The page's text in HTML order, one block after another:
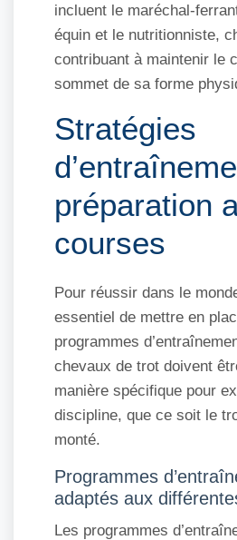
incluent le maréchal-
équin et le nutritionniste,
contribuant à maintenir le
sommet de sa forme
Stratégies
préparation
courses
Pour réussir dans le
essentiel de mettre en
programmes
chevaux de trot doivent
manière spécifique pour
discipline, que ce soit le
monté.
Programmes
adaptés aux
Les programmes